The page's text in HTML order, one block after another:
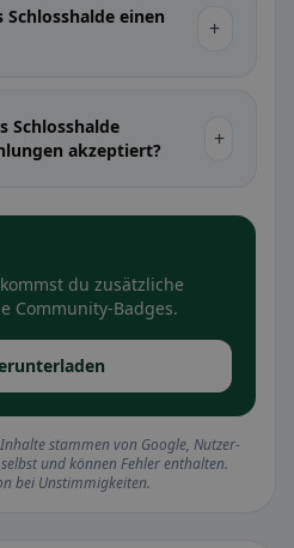
Schlosshalde einen
+
Schlosshalde
akzeptiert?
+
du zusätzliche
Community-Badges.
stammen von Google, Nutzer-
und können Fehler enthalten.
bei Unstimmigkeiten.